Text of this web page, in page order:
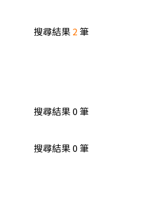
搜尋結果2筆
搜尋結果0筆
搜尋結果0筆